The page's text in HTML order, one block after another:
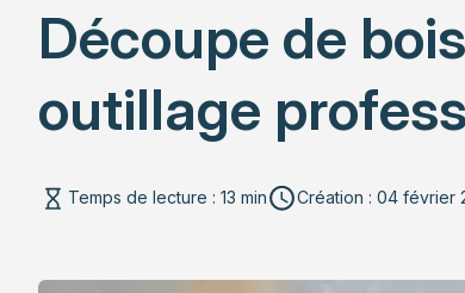
Découpe de
outillage
Temps de lecture : 13 min Création : 04 février